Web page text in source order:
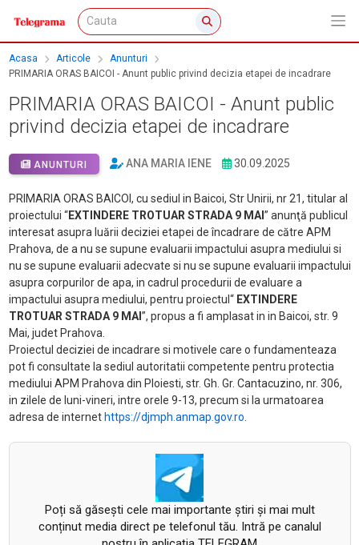
Acasa Articole
Anunturi
PRIMARIA ORAS BAICOI - Anunt public privind decizia etapei de incadrare
PRIMARIA ORAS BAICOI - Anunt public
privind decizia etapei de incadrare
ANUNTURI ANA MARIA IENE 30.09.2025
PRIMARIA ORAS BAICOI, cu sediul in Baicoi, Str Unirii, nr 21, titular al
proiectului “EXTINDERE TROTUAR STRADA 9 MAI ” anunţă publicul
interesat asupra luării deciziei etapei de încadrare de către APM
Prahova, de a nu se supune evaluarii impactului asupra mediului si
nu se supune evaluarii adecvate si nu se supune evaluarii impactului
asupra corpurilor de apa, in cadrul procedurii de evaluare a
impactului asupra mediului, pentru proiectul“EXTINDERE
TROTUAR STRADA 9 MAI ”, propus a fi amplasat in in Baicoi, str. 9
Mai, judet Prahova.
Proiectul deciziei de incadrare si motivele care o fundamenteaza
pot fi consultate la sediul autoritatii competente pentru protectia
mediului APM Prahova din Ploiesti, str. Gh. Gr. Cantacuzino, nr. 306,
in zilele de luni-vineri, intre orele 9-13, precum si la urmatoarea
adresa de internet https://djmph.anmap.gov.ro
Poți să găsești cele mai importante știri și mai mult
conținut media direct pe telefonul tău. Intră pe canalul